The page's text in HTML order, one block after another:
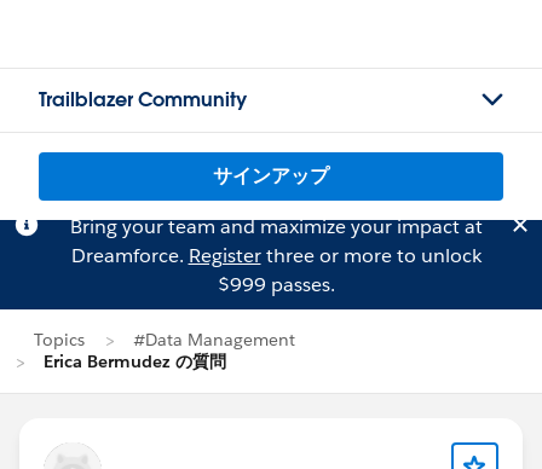
Trailblazer Community
サインアップ
Bring your team and maximize your impact at
Dreamforce. Registerthree or more to unlock
$999 passes.
Topics
#Data Management
Erica Bermudez の質問